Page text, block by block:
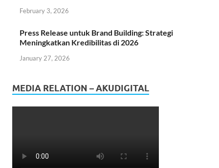
February 3, 2026
Press Release untuk Brand Building: Strategi
Meningkatkan Kredibilitas di 2026
January 27, 2026
MEDIA RELATION – AKUDIGITAL